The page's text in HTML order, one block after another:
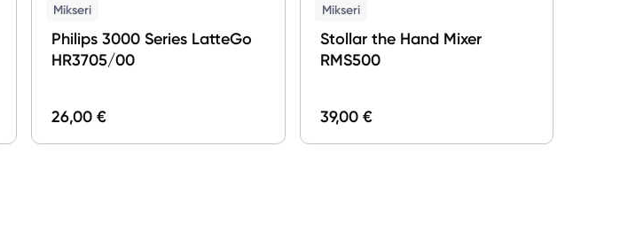
Mikseri
Philips 3000 Series LatteGo
HR3705/00
26,00 €
Mikseri
Stollar the Hand Mixer
RMS500
39,00 €